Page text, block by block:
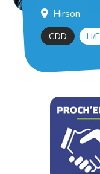
Hirson
CDD H/F